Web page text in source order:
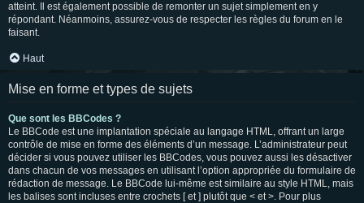
atteint. Il est également possible de remonter un sujet simplement en y
répondant. Néanmoins, assurez-vous de respecter les règles du forum en le
faisant.
Haut
Mise en forme et types de sujets
Que sont les BBCodes ?
Le BBCode est une implantation spéciale au langage HTML, offrant un large
contrôle de mise en forme des éléments d’un message. L’administrateur peut
décider si vous pouvez utiliser les BBCodes, vous pouvez aussi les désactiver
dans chacun de vos messages en utilisant l’option appropriée du formulaire de
rédaction de message. Le BBCode lui-même est similaire au style HTML, mais
les balises sont incluses entre crochets [ et ] plutôt que < et >. Pour plus